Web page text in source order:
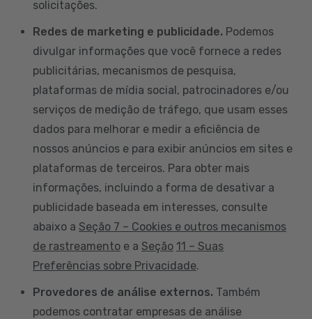
solicitações.
Redes de marketing e publicidade. Podemos
divulgar informações que você fornece a redes
publicitárias, mecanismos de pesquisa,
plataformas de mídia social, patrocinadores e/ou
serviços de medição de tráfego, que usam esses
dados para melhorar e medir a eficiência de
nossos anúncios e para exibir anúncios em sites e
plataformas de terceiros. Para obter mais
informações, incluindo a forma de desativar a
publicidade baseada em interesses, consulte
abaixo a Seção 7 – Cookies e outros mecanismos
de rastreamento e a Seção 11 – Suas
Preferências sobre Privacidade.
Provedores de análise externos. Também
podemos contratar empresas de análise